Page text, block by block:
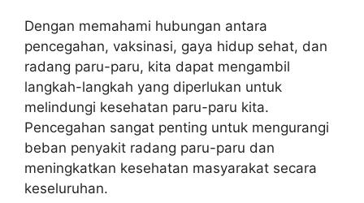
Dengan memahami hubungan antara
pencegahan, vaksinasi, gaya hidup sehat, dan
radang paru-paru, kita dapat mengambil
langkah-langkah yang diperlukan untuk
melindungi kesehatan paru-paru kita.
Pencegahan sangat penting untuk mengurangi
beban penyakit radang paru-paru dan
meningkatkan kesehatan masyarakat secara
keseluruhan.